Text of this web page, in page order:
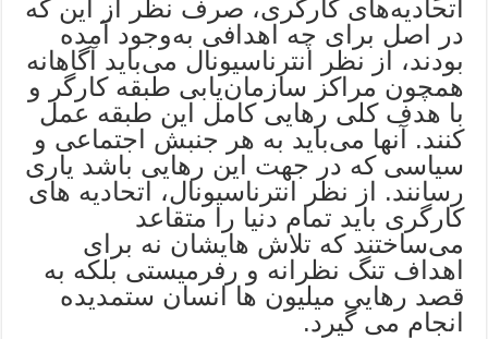
اتحادیه‌های کارگری، صرف نظر از این که
در اصل برای چه اهدافی به‌وجود آمده
بودند، از نظر انترناسیونال می‌باید آگاهانه
همچون مراکز سازمان‌یابی طبقه کارگر و
با هدف کلی رهایی کامل این طبقه عمل
کنند. آنها می‌باید به هر جنبش اجتماعی و
سیاسی که در جهت این رهایی باشد یاری
رسانند. از نظر انترناسیونال، اتحادیه های
کارگری باید تمام دنیا را متقاعد
می‌ساختند که تلاش هایشان نه برای
اهداف تنگ نظرانه و رفرمیستی بلکه به
قصد رهایی میلیون ها انسان ستمدیده
انجام می گیرد.